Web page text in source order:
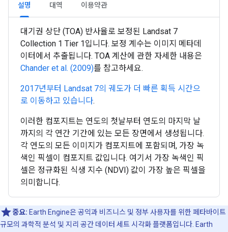
설명 대역 이용약관
대기권 상단 (TOA) 반사율로 보정된 Landsat 7
Collection 1 Tier 1입니다. 보정 계수는 이미지 메타데
이터에서 추출됩니다. TOA 계산에 관한 자세한 내용은
Chander et al. (2009)를 참고하세요.
2017년부터 Landsat 7의 궤도가 더 빠른 획득 시간으
로 이동하고 있습니다.
이러한 컴포지트는 연도의 첫날부터 연도의 마지막 날
까지의 각 연간 기간에 있는 모든 장면에서 생성됩니다.
각 연도의 모든 이미지가 컴포지트에 포함되며, 가장 녹
색인 픽셀이 컴포지트 값입니다. 여기서 가장 녹색인 픽
셀은 정규화된 식생 지수 (NDVI) 값이 가장 높은 픽셀을
의미합니다.
중요: Earth Engine은 공익과 비즈니스 및 정부 사용자를 위한 페타바이트
규모의 과학적 분석 및 지리 공간 데이터 세트 시각화 플랫폼입니다. Earth